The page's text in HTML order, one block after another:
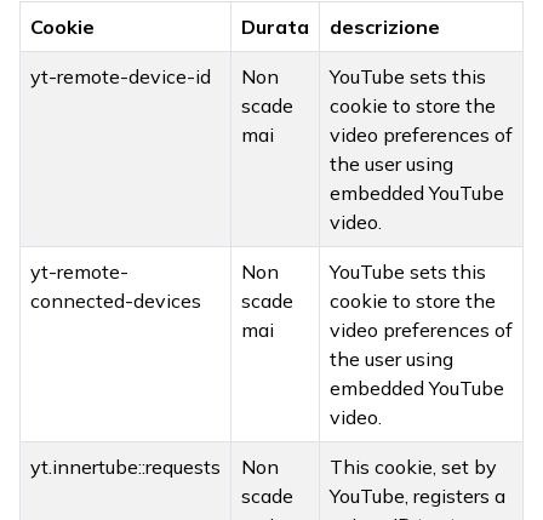
Cookie Durata descrizione
yt-remote-device-id
Non
scade
mai
YouTube sets this
cookie to store the
video preferences of
the user using
embedded YouTube
video.
yt-remote-
connected-devices
Non
scade
mai
YouTube sets this
cookie to store the
video preferences of
the user using
embedded YouTube
video.
yt.innertube::requests
Non
scade
This cookie, set by
YouTube, registers a